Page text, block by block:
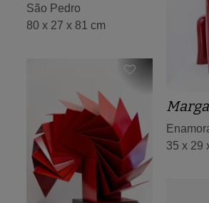
São Pedro
80 x 27 x 81 cm
35 x 29